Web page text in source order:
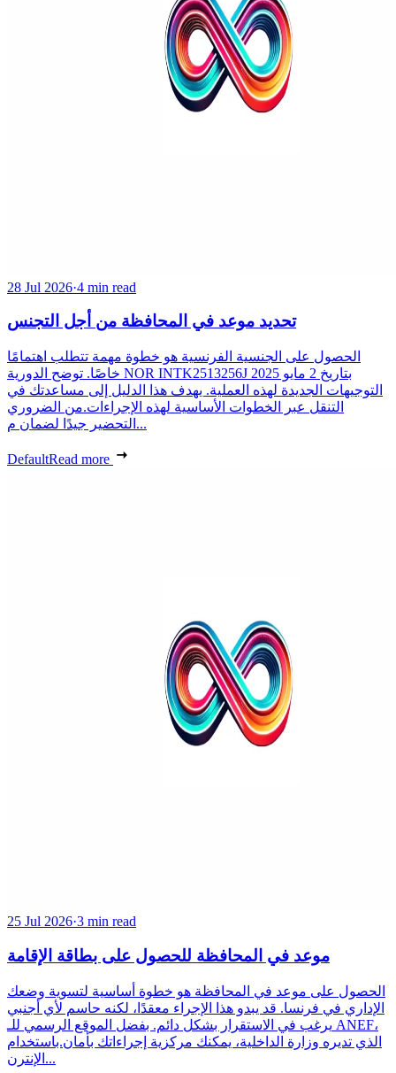
28 Jul 2026·4 min read
تحديد موعد في المحافظة من أجل التجنس
الحصول على الجنسية الفرنسية هو خطوة مهمة تتطلب اهتمامًا
خاصًا. توضح الدورية NOR INTK2513256J بتاريخ 2 مايو 2025
التوجيهات الجديدة لهذه العملية. يهدف هذا الدليل إلى مساعدتك في
التنقل عبر الخطوات الأساسية لهذه الإجراءات.من الضروري
التحضير جيدًا لضمان م...
DefaultRead more
25 Jul 2026·3 min read
موعد في المحافظة للحصول على بطاقة الإقامة
الحصول على موعد في المحافظة هو خطوة أساسية لتسوية وضعك
الإداري في فرنسا. قد يبدو هذا الإجراء معقدًا، لكنه حاسم لأي أجنبي
يرغب في الاستقرار بشكل دائم. بفضل الموقع الرسمي للـ ANEF،
الذي تديره وزارة الداخلية، يمكنك مركزية إجراءاتك بأمان.باستخدام
الإنترن...